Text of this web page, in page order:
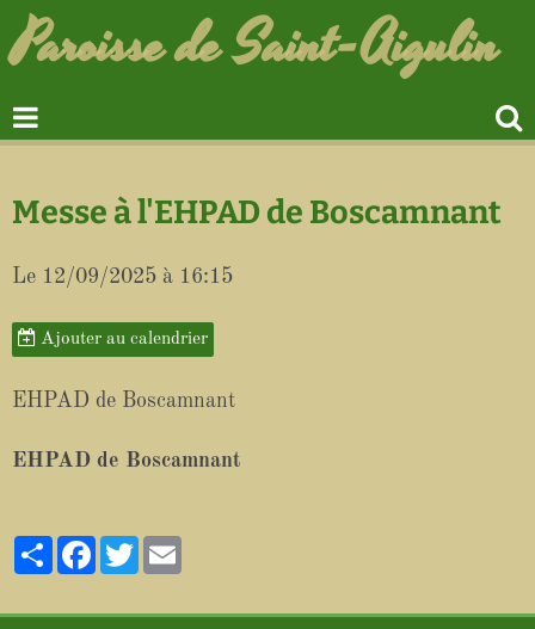
Paroisse de Saint-Aigulin
Messe à l'EHPAD de Boscamnant
Le 12/09/2025 à 16:15
Ajouter au calendrier
EHPAD de Boscamnant
EHPAD de Boscamnant
PartagerFacebook
Twitter